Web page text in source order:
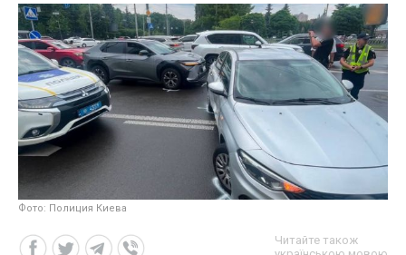
Фото: Полиция Киева
Читайте також